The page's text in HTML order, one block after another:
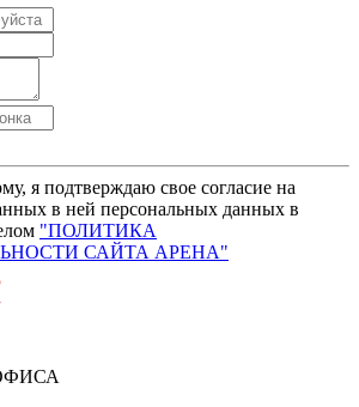
я подтверждаю свое согласие на
в ней персональных данных в
"ПОЛИТИКА
САЙТА АРЕНА"